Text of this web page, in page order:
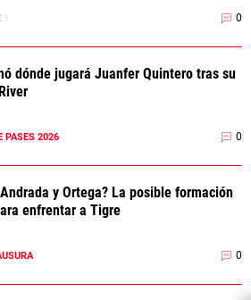
0
dónde jugará Juanfer Quintero tras su
PASES 2026 0
y Ortega? La posible formación
enfrentar a Tigre
0